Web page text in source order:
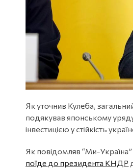
Як уточнив Кулеба,
подякував японському
інвестицією у стійкість
Як повідомляв “Ми-
поїде до президента КНДР